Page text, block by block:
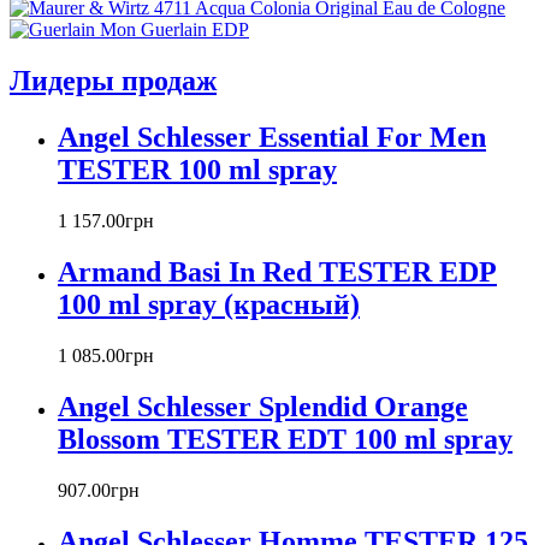
Armand Basi
Atelier Cologne
Badgley Mischka
Banana Republic
Barex
Beyonce
Biotherm
Blumarine
Bottega Veneta
Bourjois
Britney Spears
Burberry
Лидеры продаж
Angel Schlesser Essential For Men
TESTER 100 ml spray
1 157.00грн
Armand Basi In Red TESTER EDP
100 ml spray (красный)
1 085.00грн
Angel Schlesser Splendid Orange
Blossom TESTER EDT 100 ml spray
907.00грн